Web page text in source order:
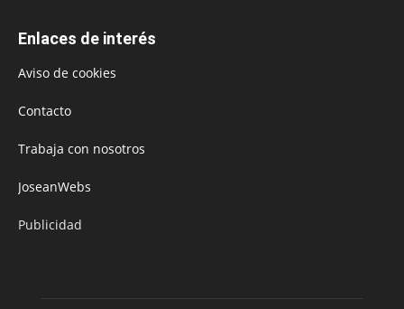
Enlaces de interés
Aviso de cookies
Contacto
Trabaja con nosotros
JoseanWebs
Publicidad